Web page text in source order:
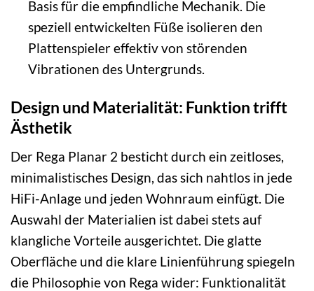
Basis für die empfindliche Mechanik. Die
speziell entwickelten Füße isolieren den
Plattenspieler effektiv von störenden
Vibrationen des Untergrunds.
Design und Materialität: Funktion trifft
Ästhetik
Der Rega Planar 2 besticht durch ein zeitloses,
minimalistisches Design, das sich nahtlos in jede
HiFi-Anlage und jeden Wohnraum einfügt. Die
Auswahl der Materialien ist dabei stets auf
klangliche Vorteile ausgerichtet. Die glatte
Oberfläche und die klare Linienführung spiegeln
die Philosophie von Rega wider: Funktionalität